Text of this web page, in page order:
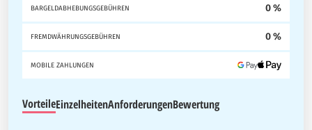
BARGELDABHEBUNGSGEBÜHREN 0 %
FREMDWÄHRUNGSGEBÜHREN 0 %
MOBILE ZAHLUNGEN
VorteileEinzelheitenAnforderungenBewertung